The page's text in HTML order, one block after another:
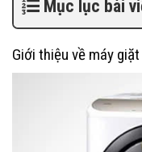
Mục lục bài
Giới thiệu về máy